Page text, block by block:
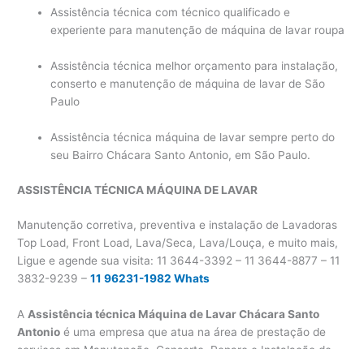
Assistência técnica com técnico qualificado e
experiente para manutenção de máquina de lavar roupa
Assistência técnica melhor orçamento para instalação,
conserto e manutenção de máquina de lavar de São
Paulo
Assistência técnica máquina de lavar sempre perto do
seu Bairro Chácara Santo Antonio, em São Paulo.
ASSISTÊNCIA TÉCNICA MÁQUINA DE LAVAR
Manutenção corretiva, preventiva e instalação de Lavadoras
Top Load, Front Load, Lava/Seca, Lava/Louça, e muito mais,
Ligue e agende sua visita: 11 3644-3392 – 11 3644-8877 – 11
3832-9239 –11 96231-1982 Whats
AAssistência técnica Máquina de Lavar Chácara Santo
Antonio é uma empresa que atua na área de prestação de